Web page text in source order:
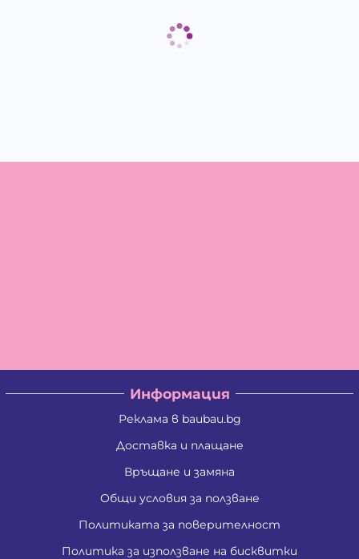
Информация
Реклама в baubau.bg
Доставка и плащане
Връщане и замяна
Общи условия за ползване
Политиката за поверителност
Политика за използване на бисквитки